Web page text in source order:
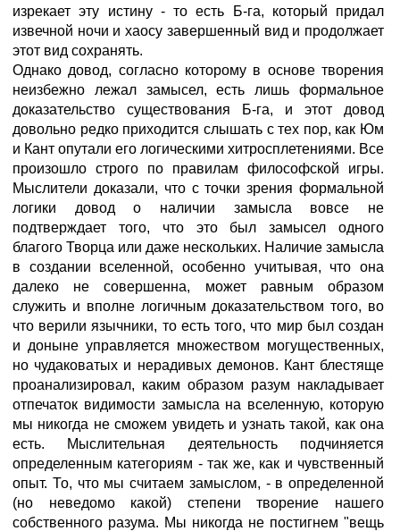
изрекает эту истину - то есть Б-га, который придал
извечной ночи и хаосу завершенный вид и продолжает
этот вид сохранять.
Однако довод, согласно которому в основе творения
неизбежно лежал замысел, есть лишь формальное
доказательство существования Б-га, и этот довод
довольно редко приходится слышать с тех пор, как Юм
и Кант опутали его логическими хитросплетениями. Все
произошло строго по правилам философской игры.
Мыслители доказали, что с точки зрения формальной
логики довод о наличии замысла вовсе не
подтверждает того, что это был замысел одного
благого Творца или даже нескольких. Наличие замысла
в создании вселенной, особенно учитывая, что она
далеко не совершенна, может равным образом
служить и вполне логичным доказательством того, во
что верили язычники, то есть того, что мир был создан
и доныне управляется множеством могущественных,
но чудаковатых и нерадивых демонов. Кант блестяще
проанализировал, каким образом разум накладывает
отпечаток видимости замысла на вселенную, которую
мы никогда не сможем увидеть и узнать такой, как она
есть. Мыслительная деятельность подчиняется
определенным категориям - так же, как и чувственный
опыт. То, что мы считаем замыслом, - в определенной
(но неведомо какой) степени творение нашего
собственного разума. Мы никогда не постигнем "вещь